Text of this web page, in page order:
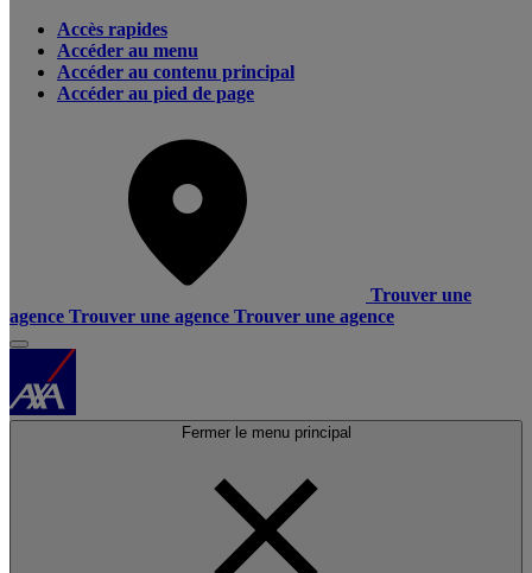
Accès rapides
Accéder au menu
Accéder au contenu principal
Accéder au pied de page
Trouver une
agence Trouver une agence Trouver une agence
Fermer le menu principal